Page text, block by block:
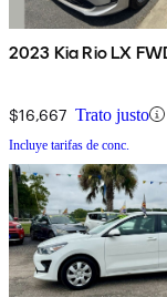
2023 Kia Rio LX
$16,667 Trato justo
Incluye tarifas de conc.